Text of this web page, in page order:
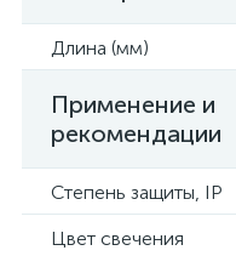
Длина (мм)
Применение и
рекомендации
Степень защиты, IP
Цвет свечения